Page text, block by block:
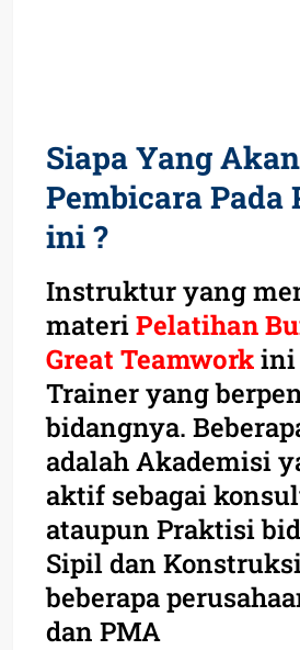
Siapa Yang
Pembicara Pada
ini ?
Instruktur yang
materiPelatihan
Great Teamworkini
Trainer yang
bidangnya.
adalah Akademisi
aktif sebagai
ataupun Praktisi
Sipil dan
beberapa
dan PMA